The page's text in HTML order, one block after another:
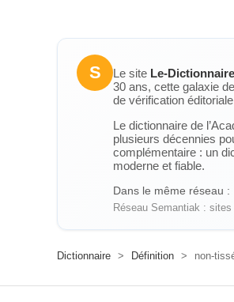
S Le site Le-
30 ans, cette galaxie
de vérification
Le dictionnaire de
plusieurs décennies
complémentaire : un
moderne et fiable.
Dans le même réseau :
Réseau Semantiak :
Dictionnaire > Définition > non-